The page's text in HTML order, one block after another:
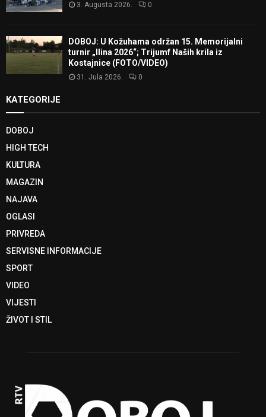
3. Augusta 2026. 0
DOBOJ: U Kožuhama održan 15. Memorijalni
turnir „Ilina 2026“; Trijumf Naših krila iz
Kostajnice (FOTO/VIDEO)
31. Jula 2026. 0
KATEGORIJE
DOBOJ
HIGH TECH
KULTURA
MAGAZIN
NAJAVA
OGLASI
PRIVREDA
SERVISNE INFORMACIJE
SPORT
VIDEO
VIJESTI
ŽIVOT I STIL